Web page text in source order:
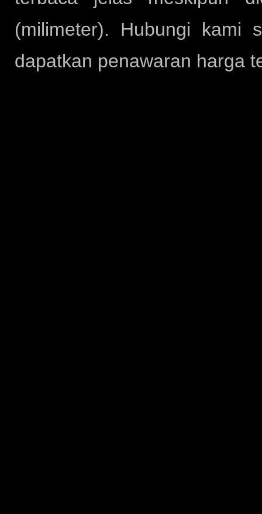
(milimeter). Hubungi kami
dapatkan penawaran harga